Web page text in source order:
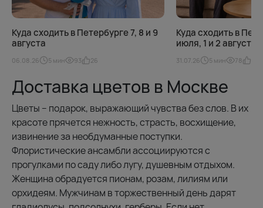
Куда сходить в Петербурге 7, 8 и 9
августа
06.08.26 5 мин 93 26
Куда сходить в
июля, 1 и 2 августа
31.07.26 5 мин 78
Доставка цветов в Москве
Цветы – подарок, выражающий чувства без слов. В их
красоте прячется нежность, страсть, восхищение,
извинение за необдуманные поступки.
Флористические ансамбли ассоциируются с
прогулками по саду либо лугу, душевным отдыхом.
Женщина обрадуется пионам, розам, лилиям или
орхидеям. Мужчинам в торжественный день дарят